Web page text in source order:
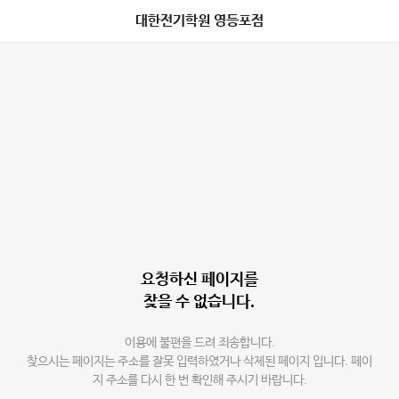
대한전기학원 영등포점
요청하신 페이지를
찾을 수 없습니다.
이용에 불편을 드려 죄송합니다.
찾으시는 페이지는 주소를 잘못 입력하였거나 삭제된 페이지 입니다. 페이
지 주소를 다시 한 번 확인해 주시기 바랍니다.